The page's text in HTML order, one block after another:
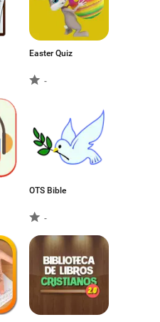
Easter Quiz
-
OTS Bible
-